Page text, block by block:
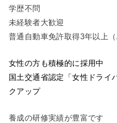
学歴不問
未経験者大歓迎
普通自動車免許取得3年以上
女性の方も積極的に採用中
国土交通省認定「女性ドライ
クアップ
養成の研修実績が豊富です